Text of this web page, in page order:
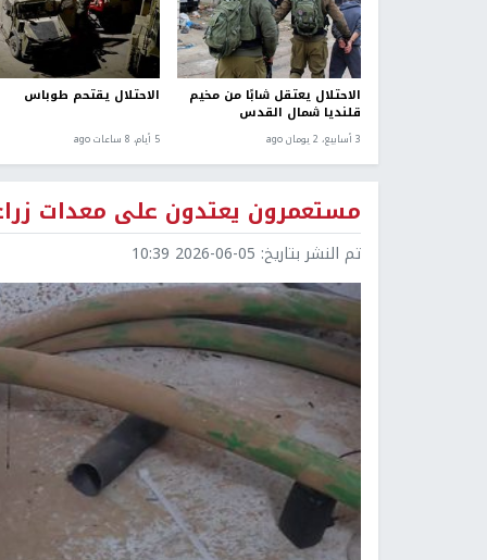
الاحتلال يعتقل شابًا من مخيم
قلنديا شمال القدس
3 أسابيع، 2 يومان ago
الاحتلال يقتحم طوباس
5 أيام، 8 ساعات ago
مستعمرون يعتدون على معدات
تم النشر بتاريخ: 2026-06-05 10:39